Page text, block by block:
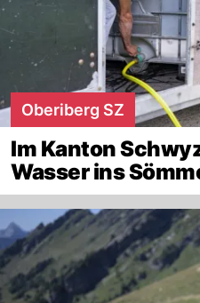
Oberiberg SZ
Im Kanton
Wasser ins